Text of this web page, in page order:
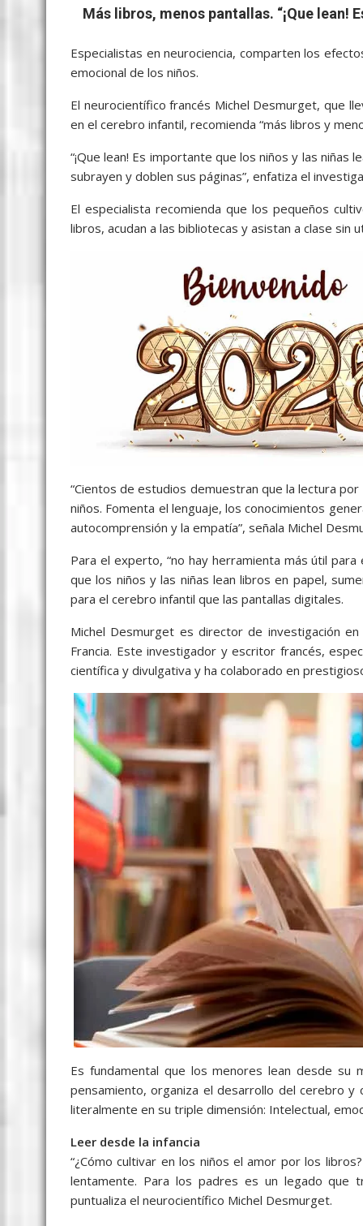
o
k
A
p
p
g m
Más libros, menos pantallas. “¡Que lean!
Especialistas en neurociencia, comparten los
emocional de los niños.
El neurocientífico francés Michel Desmurget, que
en el cerebro infantil, recomienda “más libros y
“¡Que lean! Es importante que los niños y las
subrayen y doblen sus páginas”, enfatiza el
El especialista recomienda que los pequeños
libros, acudan a las bibliotecas y asistan a clase sin
“Cientos de estudios demuestran que la lectura
niños. Fomenta el lenguaje, los conocimientos
autocomprensión y la empatía”, señala Michel
Para el experto, “no hay herramienta más útil
que los niños y las niñas lean libros en papel,
para el cerebro infantil que las pantallas digitales.
Michel Desmurget es director de investigación
Francia. Este investigador y escritor francés,
científica y divulgativa y ha colaborado en
Es fundamental que los menores lean desde su
pensamiento, organiza el desarrollo del cerebro y
literalmente en su triple dimensión: Intelectual,
Leer desde la infancia
“¿Cómo cultivar en los niños el amor por los
lentamente. Para los padres es un legado que
puntualiza el neurocientífico Michel Desmurget.